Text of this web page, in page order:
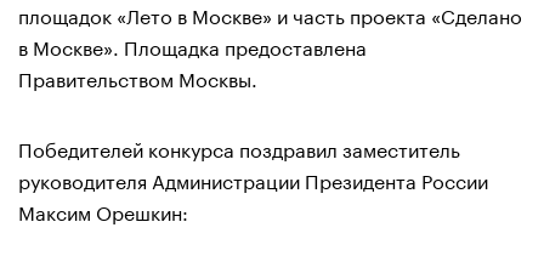
площадок «Лето в Москве» и часть проекта «Сделано
в Москве». Площадка предоставлена
Правительством Москвы.
Победителей конкурса поздравил заместитель
руководителя Администрации Президента России
Максим Орешкин: